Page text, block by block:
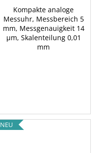
Kompakte analoge
Messuhr, Messbereich 5
mm, Messgenauigkeit 14
μm, Skalenteilung 0,01
mm
NEU